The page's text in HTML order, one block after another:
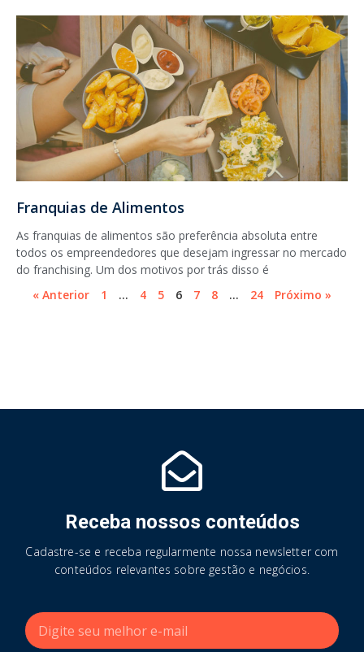
Franquias de Alimentos
As franquias de alimentos são preferência absoluta entre
todos os empreendedores que desejam ingressar no mercado
do franchising. Um dos motivos por trás disso é
« Anterior
1 … 4 5 6 7 8 … 24 Próximo »
Receba nossos conteúdos
Cadastre-se e receba regularmente nossa newsletter com
conteúdos relevantes sobre gestão e negócios.